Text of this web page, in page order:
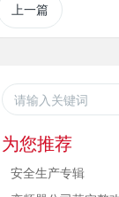
上一篇
为您推荐
安全生产专辑